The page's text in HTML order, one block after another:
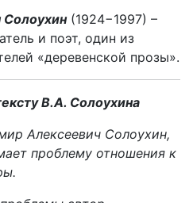
(1924−1997) –
и поэт, один из
«деревенской прозы».
В.А. Солоухина
Алексеевич Солоухин,
проблему отношения к